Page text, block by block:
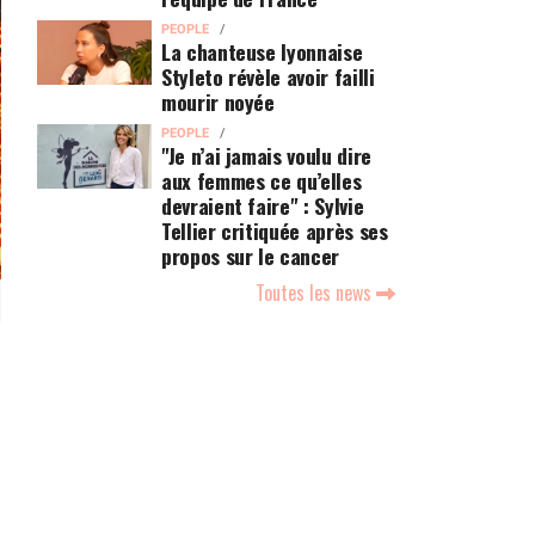
PEOPLE
La chanteuse lyonnaise
Styleto révèle avoir failli
mourir noyée
PEOPLE
"Je n’ai jamais voulu dire
aux femmes ce qu’elles
devraient faire" : Sylvie
Tellier critiquée après ses
propos sur le cancer
Toutes les news